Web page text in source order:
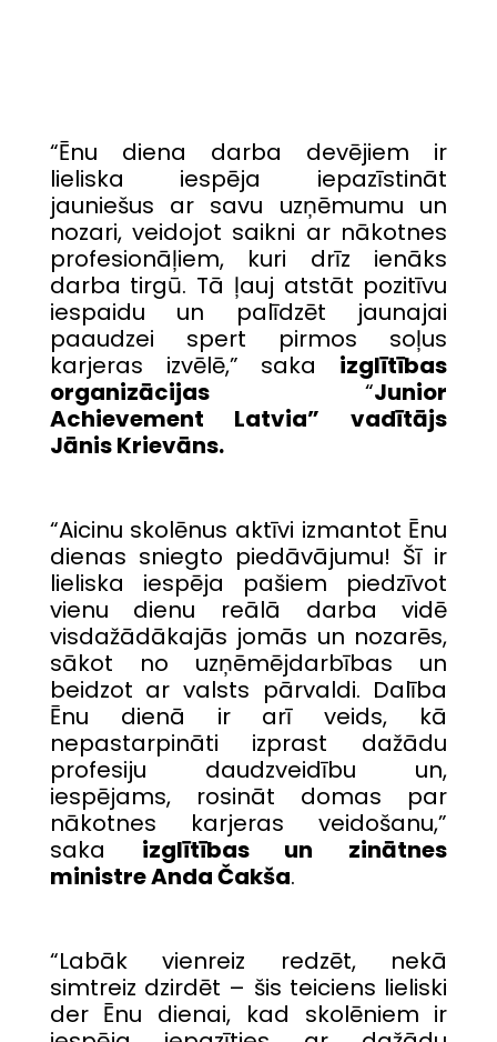
“Ēnu diena darba devējiem ir
lieliska iespēja iepazīstināt
jauniešus ar savu uzņēmumu un
nozari, veidojot saikni ar nākotnes
profesionāļiem, kuri drīz ienāks
darba tirgū. Tā ļauj atstāt pozitīvu
iespaidu un palīdzēt jaunajai
paaudzei spert pirmos soļus
karjeras izvēlē,” saka izglītības
organizācijas“Junior
Achievement Latvia” vadītājs
Jānis Krievāns.
“Aicinu skolēnus aktīvi izmantot Ēnu
dienas sniegto piedāvājumu! Šī ir
lieliska iespēja pašiem piedzīvot
vienu dienu reālā darba vidē
visdažādākajās jomās un nozarēs,
sākot no uzņēmējdarbības un
beidzot ar valsts pārvaldi. Dalība
Ēnu dienā ir arī veids, kā
nepastarpināti izprast dažādu
profesiju daudzveidību un,
iespējams, rosināt domas par
nākotnes karjeras veidošanu,”
saka izglītības un zinātnes
ministre Anda Čakša.
“Labāk vienreiz redzēt, nekā
simtreiz dzirdēt – šis teiciens lieliski
der Ēnu dienai, kad skolēniem ir